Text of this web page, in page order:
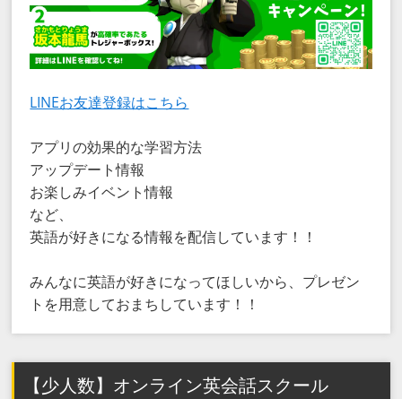
LINEお友達登録はこちら
アプリの効果的な学習方法
アップデート情報
お楽しみイベント情報
など、
英語が好きになる情報を配信しています！！
みんなに英語が好きになってほしいから、プレゼン
トを用意しておまちしています！！
【少人数】オンライン英会話スクール